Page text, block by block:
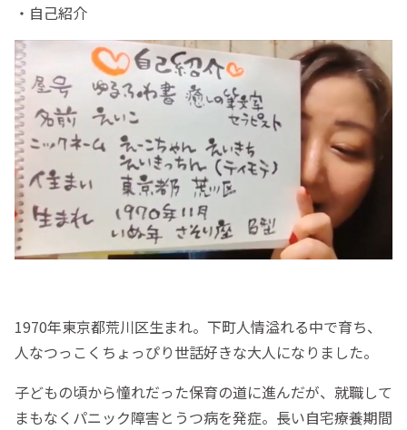
・自己紹介
1970年東京都荒川区生まれ。下町人情溢れる中で育ち、
人なつっこくちょっぴり世話好きな大人になりました。
子どもの頃から憧れだった保育の道に進んだが、就職して
まもなくパニック障害とうつ病を発症。長い自宅療養期間